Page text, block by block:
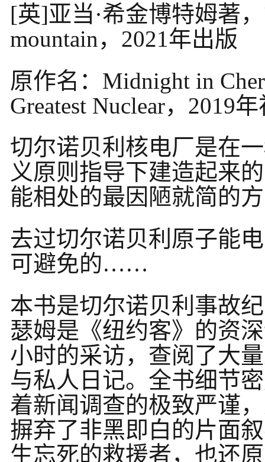
[英]亚当·希金博特姆著
mountain，2021年出版
原作名：Midnight in
Greatest Nuclear，2019
切尔诺贝利核电厂是在
义原则指导下建造起来
能相处的最因陋就简的
去过切尔诺贝利原子能
可避免的……
本书是切尔诺贝利事故
瑟姆是《纽约客》的资
小时的采访，查阅了大
与私人日记。全书细节
着新闻调查的极致严谨
摒弃了非黑即白的片面
生忘死的救援者，也还